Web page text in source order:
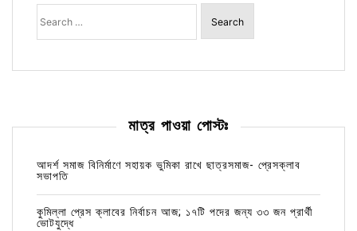
Search
for:
মাত্র পাওয়া পোস্টঃ
আদর্শ সমাজ বিনির্মাণে সহায়ক ভুমিকা রাখে ছাত্রসমাজ- প্রেসক্লাব
সভাপতি
কুমিল্লা প্রেস ক্লাবের নির্বাচন আজ; ১৭টি পদের জন্য ৩৩ জন প্রার্থী
ভোটযুদ্ধে